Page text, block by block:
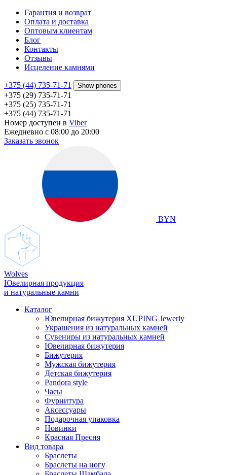
Гарантия и возврат
Оплата и доставка
Оптовым клиентам
Блог
Контакты
Отзывы
Исцеление камнями
+375 (44) 735-71-71 Show phones
+375 (29) 735-71-71
+375 (25) 735-71-71
+375 (44) 735-71-71
Номер доступен в Viber
Ежедневно с 08:00 до 20:00
Заказать звонок
BYN
Wolves
Ювелирная продукция
и натуральные камни
Каталог
Ювелирная бижутерия XUPING Jewerly
Украшения из натуральных камней
Сувениры из натуральных камней
Ювелирная бижутерия
Бижутерия
Мужская бижутерия
Детская бижутерия
Pandora style
Часы
Фурнитура
Аксеcсуары
Подарочная упаковка
Новинки
Красная Пресня
Вид товара
Браслеты
Браслеты на ногу